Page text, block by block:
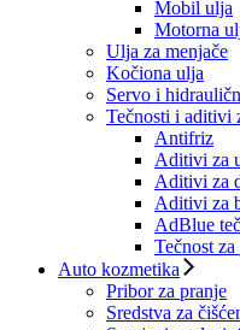
Mobil ulja
Motorna
Ulja za menjače
Kočiona ulja
Servo i
Tečnosti i aditivi
Antifriz
Aditivi za
Aditivi za
Aditivi za
AdBlue
Tečnost
Auto kozmetika
Pribor za pranje
Sredstva za